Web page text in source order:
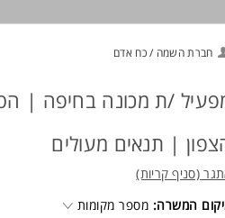
משרות ומידע על אורטל משאבי אנוש
חברת השמה / כח אדם
/ת מכונה בחיפה |
| תנאים מעולים
(סניף קריות)
המשרה: מספר מקומות